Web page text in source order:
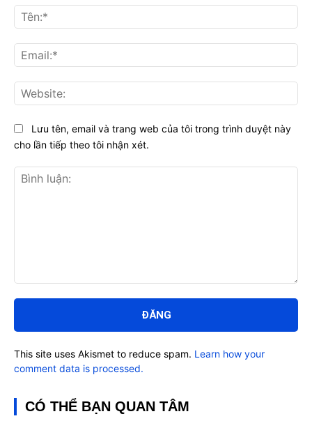
luận:
Lưu tên, email và trang web của tôi trong trình duyệt này
cho lần tiếp theo tôi nhận xét.
This site uses Akismet to reduce spam. Learn how your
comment data is processed.
CÓ THỂ BẠN QUAN TÂM